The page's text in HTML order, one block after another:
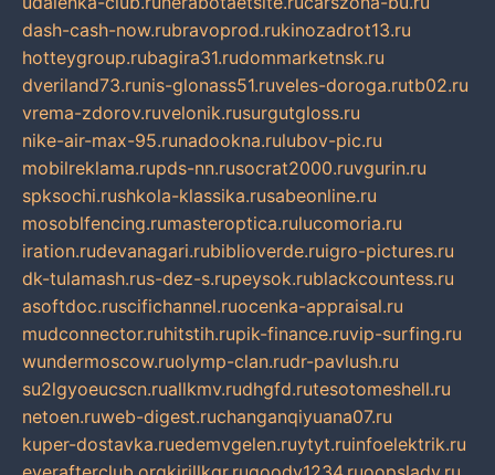
dash-cash-now.rubravoprod.rukinozadrot13.ru
hotteygroup.rubagira31.rudommarketnsk.ru
dveriland73.runis-glonass51.ruveles-doroga.rutb02.ru
vrema-zdorov.ruvelonik.rusurgutgloss.ru
nike-air-max-95.runadookna.rulubov-pic.ru
mobilreklama.rupds-nn.rusocrat2000.ruvgurin.ru
spksochi.rushkola-klassika.rusabeonline.ru
mosoblfencing.rumasteroptica.rulucomoria.ru
iration.rudevanagari.rubiblioverde.ruigro-pictures.ru
dk-tulamash.rus-dez-s.rupeysok.rublackcountess.ru
asoftdoc.ruscifichannel.ruocenka-appraisal.ru
mudconnector.ruhitstih.rupik-finance.ruvip-surfing.ru
wundermoscow.ruolymp-clan.rudr-pavlush.ru
su2lgyoeucscn.ruallkmv.rudhgfd.rutesotomeshell.ru
netoen.ruweb-digest.ruchanganqiyuana07.ru
kuper-dostavka.ruedemvgelen.ruytyt.ruinfoelektrik.ru